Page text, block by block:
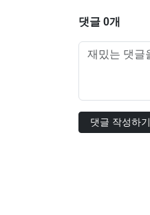
댓글 0개
댓글 작성하기